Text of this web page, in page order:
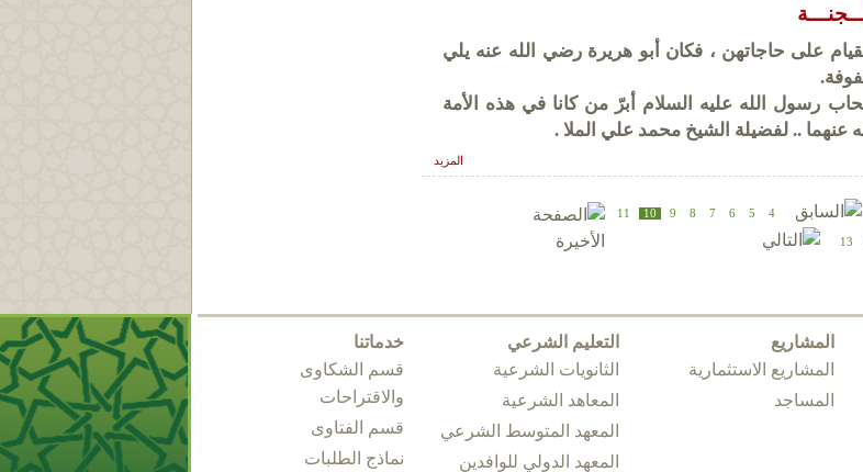
على حاجاتهن ، فكان أبو هريرة رضي الله عنه يلي
رسول الله عليه السلام أبرّ من كانا في هذه الأمة
عنهما .. لفضيلة الشيخ محمد علي الملا .
المزيد
4
5
6
7
8
9
10
11
13
المشاريع
المشاريع الاستثمارية
المساجد
التعليم الشرعي
الثانويات الشرعية
المعاهد الشرعية
المعهد المتوسط الشرعي
المعهد الدولي للوافدين
خدماتنا
قسم الشكاوى
والاقتراحات
قسم الفتاوى
نماذج الطلبات